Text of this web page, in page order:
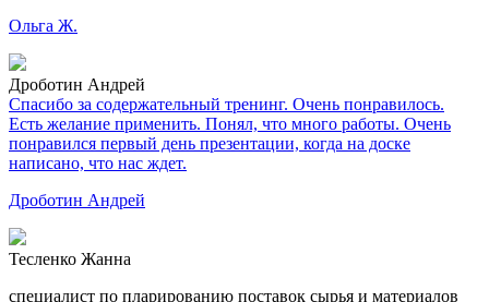
Ольга Ж.
Дроботин Андрей
Спасибо за содержательный тренинг. Очень понравилось.
Есть желание применить. Понял, что много работы. Очень
понравился первый день презентации, когда на доске
написано, что нас ждет.
Дроботин Андрей
Тесленко Жанна
специалист по пларированию поставок сырья и материалов